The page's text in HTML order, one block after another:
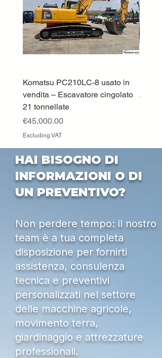
Komatsu PC210LC-8 usato in
vendita – Escavatore cingolato
21 tonnellate
Price
€45,000.00
Excluding VAT
Price
HAI BISOGNO DI
INFORMAZIONI O DI
UN PREVENTIVO?
Non perdere tempo: il nostro
team è a tua completa
disposizione per fornirti
assistenza, consulenza
tecnica e preventivi
personalizzati nel settore
delle macchine agricole,
movimento terra,
giardinaggio e attrezzature
professionali.